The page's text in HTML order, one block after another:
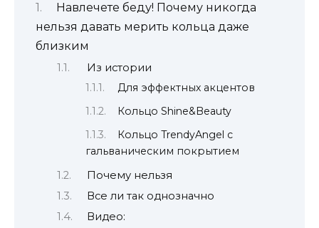
Навлечете беду! Почему никогда
нельзя давать мерить кольца даже
близким
Из истории
Для эффектных акцентов
Кольцо Shine&Beauty
Кольцо TrendyAngel с
гальваническим покрытием
Почему нельзя
Все ли так однозначно
Видео: